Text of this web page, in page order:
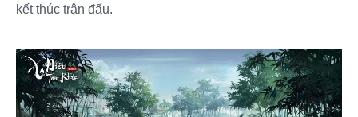
kết thúc trận đấu.